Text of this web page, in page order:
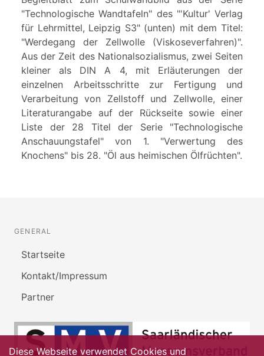
"Technologische Wandtafeln" des "'Kultur' Verlag
für Lehrmittel, Leipzig S3" (unten) mit dem Titel:
"Werdegang der Zellwolle (Viskoseverfahren)".
Aus der Zeit des Nationalsozialismus, zwei Seiten
kleiner als DIN A 4, mit Erläuterungen der
einzelnen Arbeitsschritte zur Fertigung und
Verarbeitung von Zellstoff und Zellwolle, einer
Literaturangabe auf der Rückseite sowie einer
Liste der 28 Titel der Serie "Technologische
Anschauungstafel" von 1. "Verwertung des
Knochens" bis 28. "Öl aus heimischen Ölfrüchten".
GENERAL
Startseite
Kontakt/Impressum
Partner
Diese Webseite verwendet Cookies und